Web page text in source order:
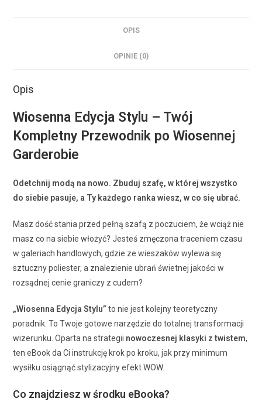
OPIS
OPINIE (0)
Opis
Wiosenna Edycja Stylu – Twój
Kompletny Przewodnik po Wiosennej
Garderobie
Odetchnij modą na nowo. Zbuduj szafę, w której wszystko
do siebie pasuje, a Ty każdego ranka wiesz, w co się ubrać.
Masz dość stania przed pełną szafą z poczuciem, że wciąż nie
masz co na siebie włożyć? Jesteś zmęczona traceniem czasu
w galeriach handlowych, gdzie ze wieszaków wylewa się
sztuczny poliester, a znalezienie ubrań świetnej jakości w
rozsądnej cenie graniczy z cudem?
„Wiosenna Edycja Stylu” to nie jest kolejny teoretyczny
poradnik. To Twoje gotowe narzędzie do totalnej transformacji
wizerunku. Oparta na strategii nowoczesnej klasyki z twistem,
ten eBook da Ci instrukcję krok po kroku, jak przy minimum
wysiłku osiągnąć stylizacyjny efekt WOW.
Co znajdziesz w środku eBooka?